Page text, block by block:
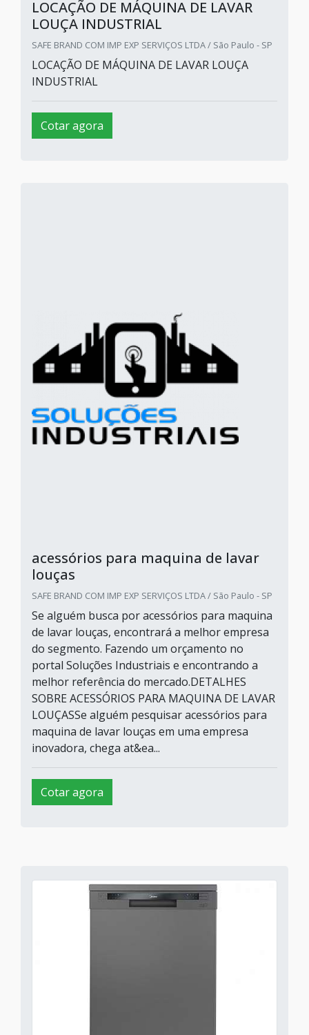
LOCAÇÃO DE MÁQUINA DE LAVAR
LOUÇA INDUSTRIAL
SAFE BRAND COM IMP EXP SERVIÇOS LTDA / São Paulo - SP
LOCAÇÃO DE MÁQUINA DE LAVAR LOUÇA
INDUSTRIAL
Cotar agora
acessórios para maquina de lavar
louças
SAFE BRAND COM IMP EXP SERVIÇOS LTDA / São Paulo - SP
Se alguém busca por acessórios para maquina
de lavar louças, encontrará a melhor empresa
do segmento. Fazendo um orçamento no
portal Soluções Industriais e encontrando a
melhor referência do mercado.DETALHES
SOBRE ACESSÓRIOS PARA MAQUINA DE LAVAR
LOUÇASSe alguém pesquisar acessórios para
maquina de lavar louças em uma empresa
inovadora, chega at&ea...
Cotar agora